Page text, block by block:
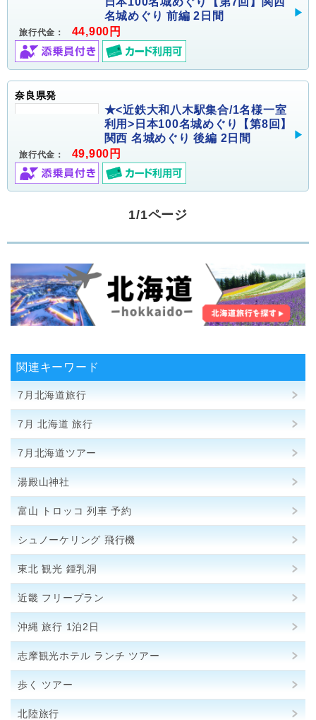
名城めぐり 前編 2日間
旅行代金： 44,900円
奈良県発
★<近鉄大和八木駅集合/1名様一室
利用>日本100名城めぐり【第8回】
関西 名城めぐり 後編 2日間
旅行代金： 49,900円
1/1ページ
関連キーワード
7月北海道旅行
7月 北海道 旅行
7月北海道ツアー
湯殿山神社
富山 トロッコ 列車 予約
シュノーケリング 飛行機
東北 観光 鍾乳洞
近畿 フリープラン
沖縄 旅行 1泊2日
志摩観光ホテル ランチ ツアー
歩く ツアー
北陸旅行